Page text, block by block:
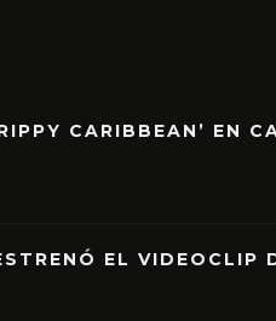
CARIBBEAN’ EN
EL VIDEOCLIP